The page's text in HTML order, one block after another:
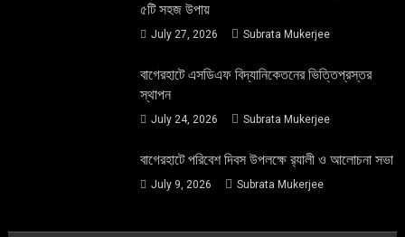
৫টি সহজ উপায়
July 27, 2026 Subrata Mukerjee
বাগেরহাটে এসডিএফ বিদ্যানিকেতনের ভিত্তিপ্রস্তর
স্থাপন
July 24, 2026 Subrata Mukerjee
বাগেরহাটে পরিবেশ দিবস উপলক্ষে র‌্যালী ও আলোচনা সভা
July 9, 2026 Subrata Mukerjee